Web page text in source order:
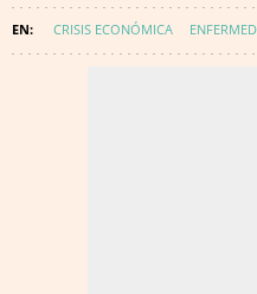
CRISIS ECONÓMICA